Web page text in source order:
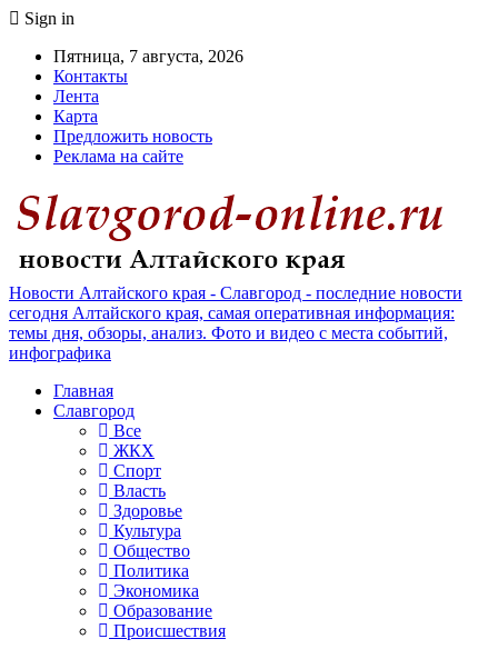
Sign in
Пятница, 7 августа, 2026
Контакты
Лента
Карта
Предложить новость
Реклама на сайте
Новости Алтайского края - Славгород - последние новости
сегодня Алтайского края, самая оперативная информация:
темы дня, обзоры, анализ. Фото и видео с места событий,
инфографика
Главная
Славгород
Все
ЖКХ
Спорт
Власть
Здоровье
Культура
Общество
Политика
Экономика
Образование
Происшествия